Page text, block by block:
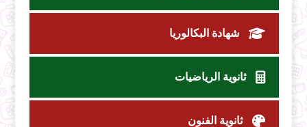
شهادة البكالوريا
ثانوية الرياضيات
ثانوية الفنون